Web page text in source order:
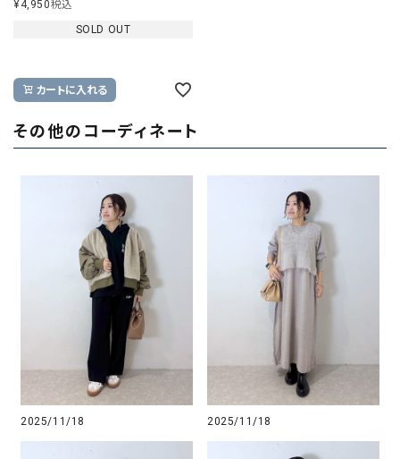
¥4,950税込
SOLD OUT
カートに入れる
その他のコーディネート
2025/11/18 2025/11/18